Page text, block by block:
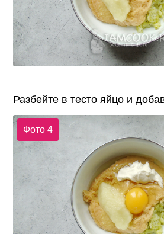
Разбейте в тесто яйцо и
Фото 4